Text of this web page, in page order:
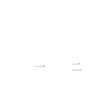
一 二